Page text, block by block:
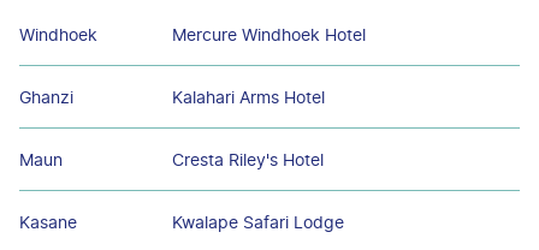
Windhoek Mercure Windhoek Hotel
Ghanzi Kalahari Arms Hotel
Maun Cresta Riley's Hotel
Kasane Kwalape Safari Lodge